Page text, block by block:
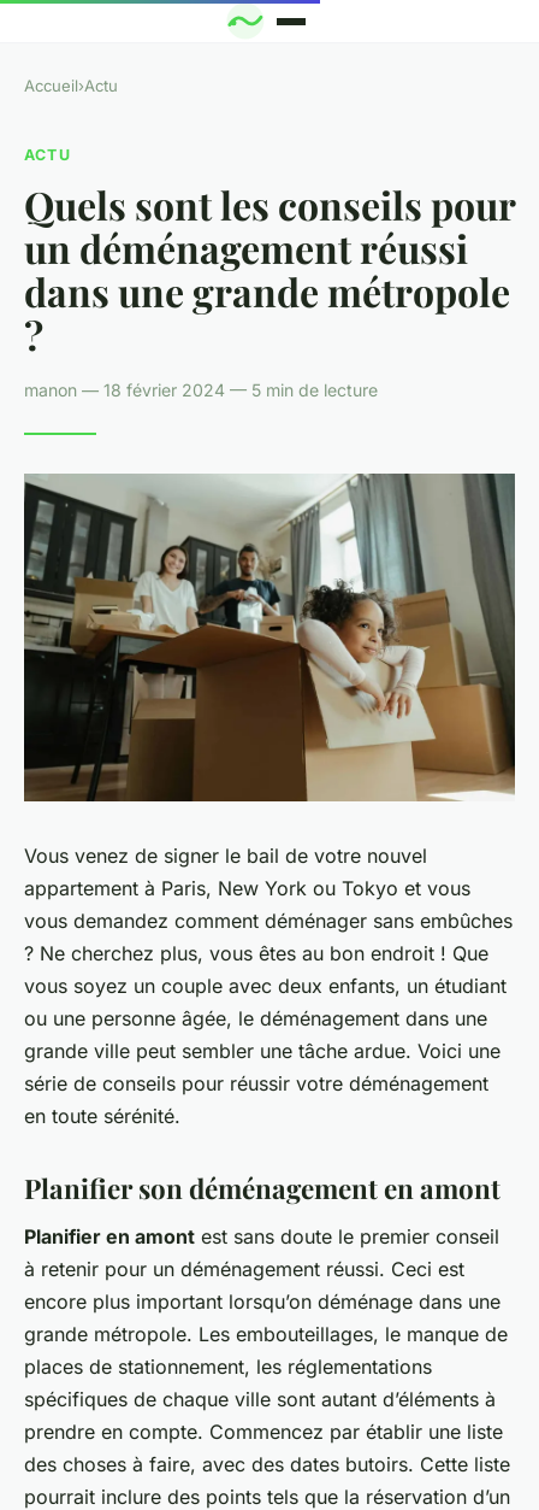
Accueil›Actu
ACTU
Quels sont les conseils pour
un déménagement réussi
dans une grande métropole
?
manon — 18 février 2024 — 5 min de lecture
Vous venez de signer le bail de votre nouvel
appartement à Paris, New York ou Tokyo et vous
vous demandez comment déménager sans embûches
? Ne cherchez plus, vous êtes au bon endroit ! Que
vous soyez un couple avec deux enfants, un étudiant
ou une personne âgée, le déménagement dans une
grande ville peut sembler une tâche ardue. Voici une
série de conseils pour réussir votre déménagement
en toute sérénité.
Planifier son déménagement en amont
Planifier en amont est sans doute le premier conseil
à retenir pour un déménagement réussi. Ceci est
encore plus important lorsqu’on déménage dans une
grande métropole. Les embouteillages, le manque de
places de stationnement, les réglementations
spécifiques de chaque ville sont autant d’éléments à
prendre en compte. Commencez par établir une liste
des choses à faire, avec des dates butoirs. Cette liste
pourrait inclure des points tels que la réservation d’un